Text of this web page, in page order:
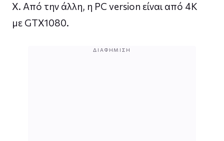
X. Από την άλλη, η PC version είναι από 4K
με GTX1080.
ΔΙΑΦΉΜΙΣΗ